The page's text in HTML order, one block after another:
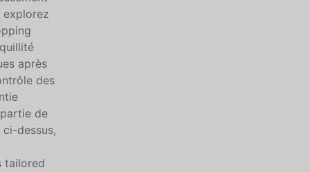
explorez
après
des
de
dessus,
tailored